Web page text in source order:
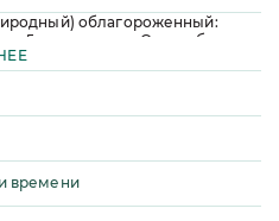
облагороженный:
- 5 шт, огранка - Овал, общая
ct, цвет - 3, чистота - 2
(природный): количество - 11 шт,
общая масса - 0,05 ct, цвет -
времени